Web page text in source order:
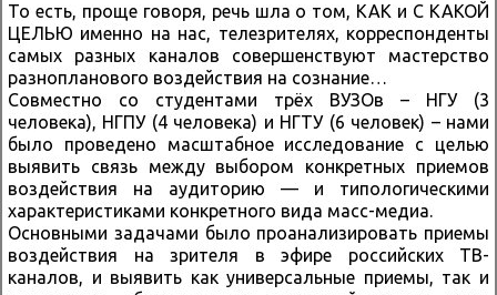
То есть, проще говоря, речь шла о том, КАК и С КАКОЙ
ЦЕЛЬЮ именно на нас, телезрителях, корреспонденты
самых разных каналов совершенствуют мастерство
разнопланового воздействия на сознание…
Совместно со студентами трёх ВУЗОв – НГУ (3
человека), НГПУ (4 человека) и НГТУ (6 человек) – нами
было проведено масштабное исследование с целью
выявить связь между выбором конкретных приемов
воздействия на аудиторию — и типологическими
характеристиками конкретного вида масс-медиа.
Основными задачами было проанализировать приемы
воздействия на зрителя в эфире российских ТВ-
каналов, и выявить как универсальные приемы, так и